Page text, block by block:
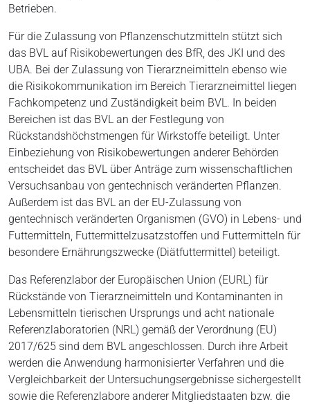
Betrieben.
Für die Zulassung von Pflanzenschutzmitteln stützt sich
das BVL auf Risikobewertungen des BfR, des JKI und des
UBA. Bei der Zulassung von Tierarzneimitteln ebenso wie
die Risikokommunikation im Bereich Tierarzneimittel liegen
Fachkompetenz und Zuständigkeit beim BVL. In beiden
Bereichen ist das BVL an der Festlegung von
Rückstandshöchstmengen für Wirkstoffe beteiligt. Unter
Einbeziehung von Risikobewertungen anderer Behörden
entscheidet das BVL über Anträge zum wissenschaftlichen
Versuchsanbau von gentechnisch veränderten Pflanzen.
Außerdem ist das BVL an der EU-Zulassung von
gentechnisch veränderten Organismen (GVO) in Lebens- und
Futtermitteln, Futtermittelzusatzstoffen und Futtermitteln für
besondere Ernährungszwecke (Diätfuttermittel) beteiligt.
Das Referenzlabor der Europäischen Union (EURL) für
Rückstände von Tierarzneimitteln und Kontaminanten in
Lebensmitteln tierischen Ursprungs und acht nationale
Referenzlaboratorien (NRL) gemäß der Verordnung (EU)
2017/625 sind dem BVL angeschlossen. Durch ihre Arbeit
werden die Anwendung harmonisierter Verfahren und die
Vergleichbarkeit der Untersuchungsergebnisse sichergestellt
sowie die Referenzlabore anderer Mitgliedstaaten bzw. die